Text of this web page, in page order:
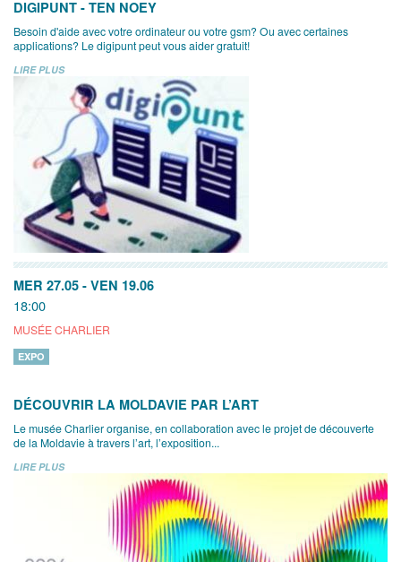
DIGIPUNT - TEN NOEY
Besoin d'aide avec votre ordinateur ou votre gsm? Ou avec certaines
applications? Le digipunt peut vous aider gratuit!
LIRE PLUS
MER 27.05 - VEN 19.06
18:00
MUSÉE CHARLIER
EXPO
DÉCOUVRIR LA MOLDAVIE PAR L’ART
Le musée Charlier organise, en collaboration avec le projet de découverte
de la Moldavie à travers l’art, l’exposition...
LIRE PLUS